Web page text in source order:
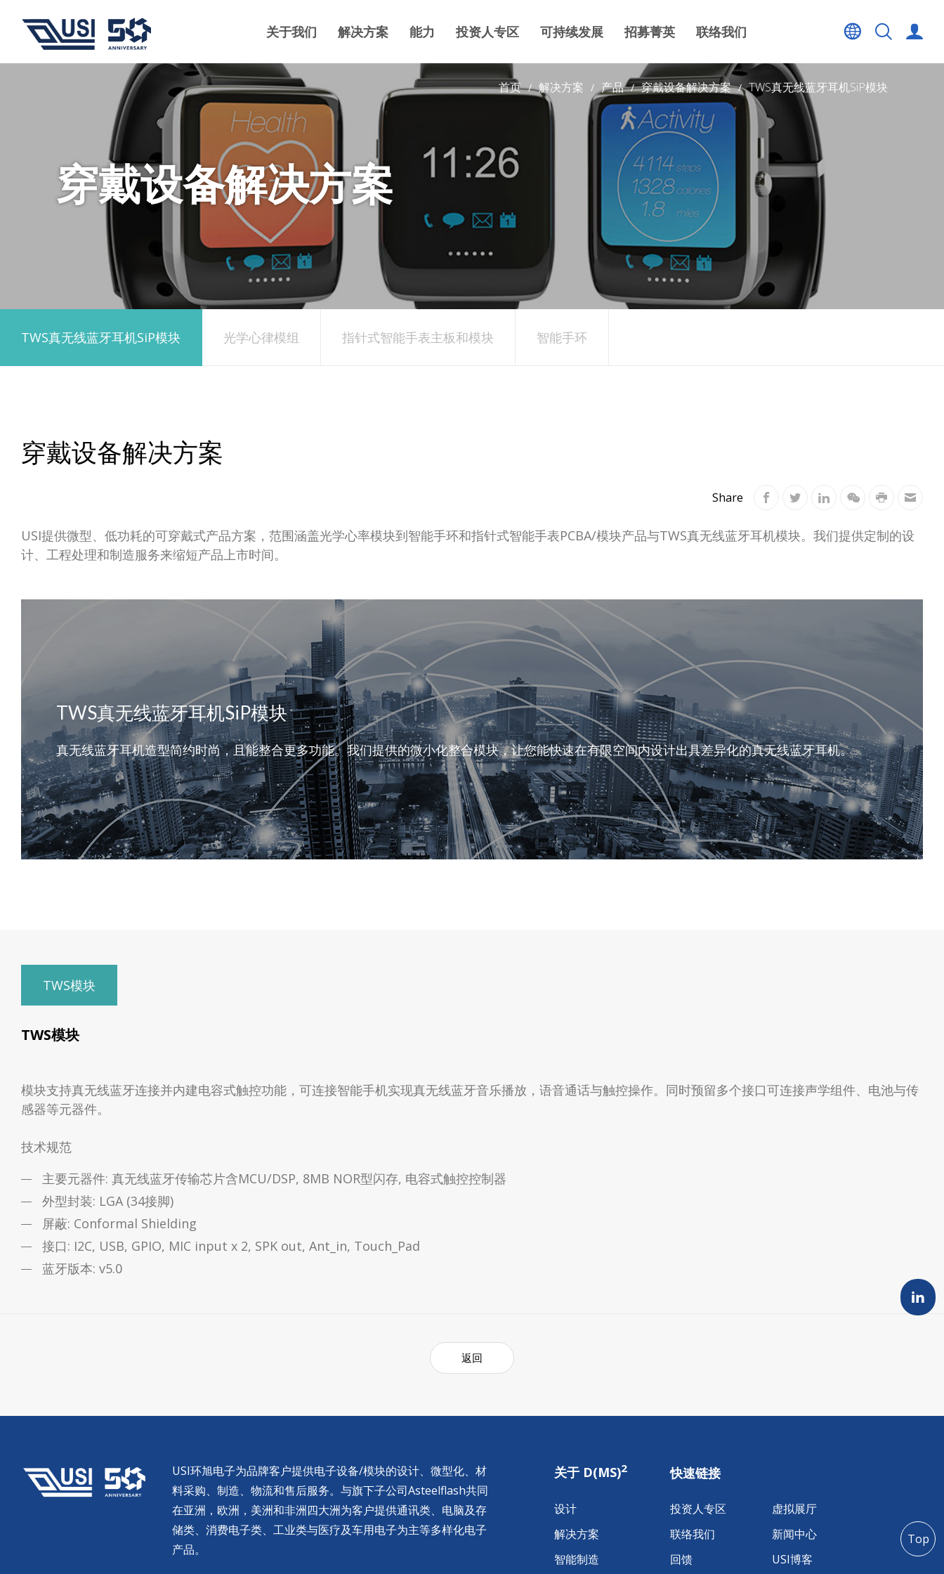
关于我们 解决方案 能力 投资人专区 可持续发展 招募菁英 联络我们
首页 解决方案 产品 穿戴设备解决方案 TWS真无线蓝牙耳机SiP模块
穿戴设备解决方案
TWS真无线蓝牙耳机SiP模块 光学心律模组 指针式智能手表主板和模块 智能手环
穿戴设备解决方案
Share
USI提供微型、低功耗的可穿戴式产品方案，范围涵盖光学心率模块到智能手环和指针式智能手表PCBA/模块产品与TWS真无线蓝牙耳机模块。我们提供定制的设
计、工程处理和制造服务来缩短产品上市时间。
TWS真无线蓝牙耳机SiP模块
真无线蓝牙耳机造型简约时尚，且能整合更多功能。我们提供的微小化整合模块，让您能快速在有限空间内设计出具差异化的真无线蓝牙耳机。
TWS模块
TWS模块
模块支持真无线蓝牙连接并内建电容式触控功能，可连接智能手机实现真无线蓝牙音乐播放，语音通话与触控操作。同时预留多个接口可连接声学组件、电池与传
感器等元器件。
技术规范
主要元器件: 真无线蓝牙传输芯片含MCU/DSP, 8MB NOR型闪存, 电容式触控控制器
外型封装: LGA (34接脚)
屏蔽: Conformal Shielding
接口: I2C, USB, GPIO, MIC input x 2, SPK out, Ant_in, Touch_Pad
蓝牙版本: v5.0
返回
USI环旭电子为品牌客户提供电子设备/模块的设计、微型化、材
料采购、制造、物流和售后服务。与旗下子公司Asteelflash共同
在亚洲，欧洲，美洲和非洲四大洲为客户提供通讯类、电脑及存
储类、消费电子类、工业类与医疗及车用电子为主等多样化电子
产品。
关于 D(MS)2
设计
解决方案
智能制造
快速链接
投资人专区
虚拟展厅
联络我们
新闻中心
回馈
USI博客
Top